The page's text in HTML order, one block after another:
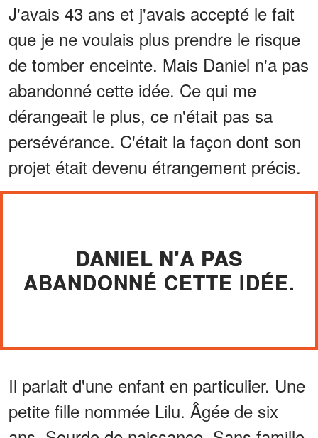
J'avais 43 ans et j'avais accepté le fait
que je ne voulais plus prendre le risque
de tomber enceinte. Mais Daniel n'a pas
abandonné cette idée. Ce qui me
dérangeait le plus, ce n'était pas sa
persévérance. C'était la façon dont son
projet était devenu étrangement précis.
DANIEL N'A PAS
ABANDONNÉ CETTE IDÉE.
Il parlait d'une enfant en particulier. Une
petite fille nommée Lilu. Âgée de six